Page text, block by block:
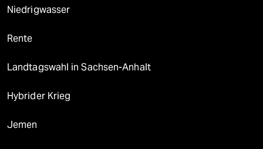
Niedrigwasser
Rente
Landtagswahl in Sachsen-Anhalt
Hybrider Krieg
Jemen